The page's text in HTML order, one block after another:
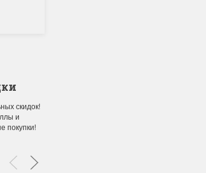
новинок
новинки от всеми
скидок!
и
покупки!